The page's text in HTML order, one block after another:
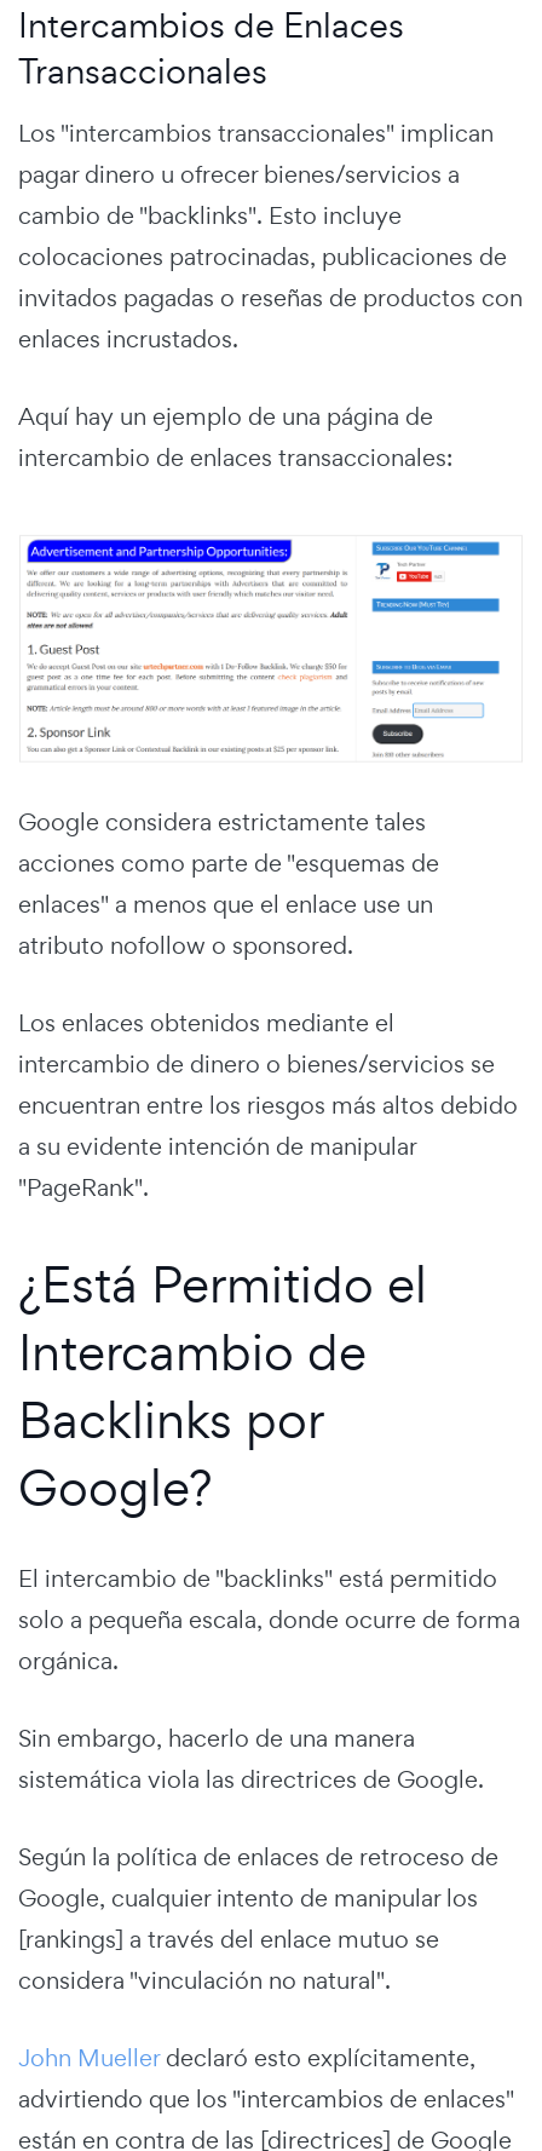
Intercambios de Enlaces
Transaccionales
Los "intercambios transaccionales" implican
pagar dinero u ofrecer bienes/servicios a
cambio de "backlinks". Esto incluye
colocaciones patrocinadas, publicaciones de
invitados pagadas o reseñas de productos con
enlaces incrustados.
Aquí hay un ejemplo de una página de
intercambio de enlaces transaccionales:
Google considera estrictamente tales
acciones como parte de "esquemas de
enlaces" a menos que el enlace use un
atributo nofollow o sponsored.
Los enlaces obtenidos mediante el
intercambio de dinero o bienes/servicios se
encuentran entre los riesgos más altos debido
a su evidente intención de manipular
"PageRank".
¿Está Permitido el
Intercambio de
Backlinks por
Google?
El intercambio de "backlinks" está permitido
solo a pequeña escala, donde ocurre de forma
orgánica.
Sin embargo, hacerlo de una manera
sistemática viola las directrices de Google.
Según la política de enlaces de retroceso de
Google, cualquier intento de manipular los
[rankings] a través del enlace mutuo se
considera "vinculación no natural".
John Muellerdeclaró esto explícitamente,
advirtiendo que los "intercambios de enlaces"
están en contra de las [directrices] de Google